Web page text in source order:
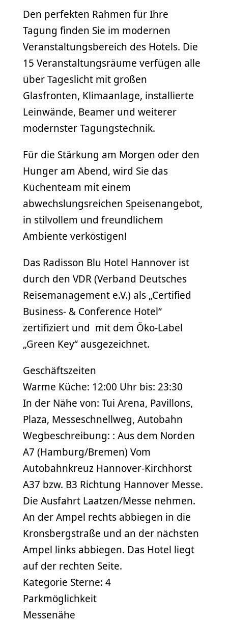
Den perfekten Rahmen für Ihre
Tagung finden Sie im modernen
Veranstaltungsbereich des Hotels. Die
15 Veranstaltungsräume verfügen alle
über Tageslicht mit großen
Glasfronten, Klimaanlage, installierte
Leinwände, Beamer und weiterer
modernster Tagungstechnik.
Für die Stärkung am Morgen oder den
Hunger am Abend, wird Sie das
Küchenteam mit einem
abwechslungsreichen Speisenangebot,
in stilvollem und freundlichem
Ambiente verköstigen!
Das Radisson Blu Hotel Hannover ist
durch den VDR (Verband Deutsches
Reisemanagement e.V.) als „Certified
Business- & Conference Hotel“
zertifiziert und mit dem Öko-Label
„Green Key“ ausgezeichnet.
Geschäftszeiten
Warme Küche: 12:00 Uhr bis: 23:30
In der Nähe von: Tui Arena, Pavillons,
Plaza, Messeschnellweg, Autobahn
Wegbeschreibung: : Aus dem Norden
A7 (Hamburg/Bremen) Vom
Autobahnkreuz Hannover-Kirchhorst
A37 bzw. B3 Richtung Hannover Messe.
Die Ausfahrt Laatzen/Messe nehmen.
An der Ampel rechts abbiegen in die
Kronsbergstraße und an der nächsten
Ampel links abbiegen. Das Hotel liegt
auf der rechten Seite.
Kategorie Sterne: 4
Parkmöglichkeit
Messenähe